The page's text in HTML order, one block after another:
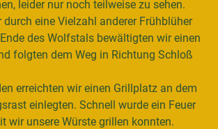
leider nur noch teilweise zu sehen.
eine Vielzahl anderer Frühblüher
des Wolfstals bewältigten wir einen
folgten dem Weg in Richtung Schloß
erreichten wir einen Grillplatz an dem
einlegten. Schnell wurde ein Feuer
wir unsere Würste grillen konnten.